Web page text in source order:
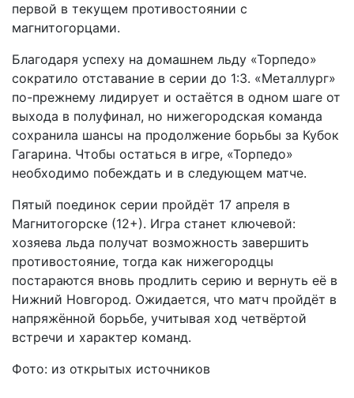
первой в текущем противостоянии с
магнитогорцами.
Благодаря успеху на домашнем льду «Торпедо»
сократило отставание в серии до 1:3. «Металлург»
по-прежнему лидирует и остаётся в одном шаге от
выхода в полуфинал, но нижегородская команда
сохранила шансы на продолжение борьбы за Кубок
Гагарина. Чтобы остаться в игре, «Торпедо»
необходимо побеждать и в следующем матче.
Пятый поединок серии пройдёт 17 апреля в
Магнитогорске (12+). Игра станет ключевой:
хозяева льда получат возможность завершить
противостояние, тогда как нижегородцы
постараются вновь продлить серию и вернуть её в
Нижний Новгород. Ожидается, что матч пройдёт в
напряжённой борьбе, учитывая ход четвёртой
встречи и характер команд.
Фото: из открытых источников